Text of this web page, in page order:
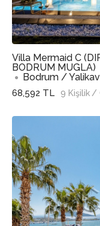
Villa Mermaid C
BODRUM MUGLA)
Bodrum /
68,592 TL 9 Kişilik/